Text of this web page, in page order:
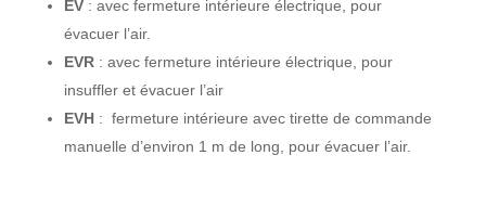
EV: avec fermeture intérieure électrique, pour
évacuer l’air.
EVR: avec fermeture intérieure électrique, pour
insuffler et évacuer l’air
EVH: fermeture intérieure avec tirette de commande
manuelle d’environ 1 m de long, pour évacuer l’air.